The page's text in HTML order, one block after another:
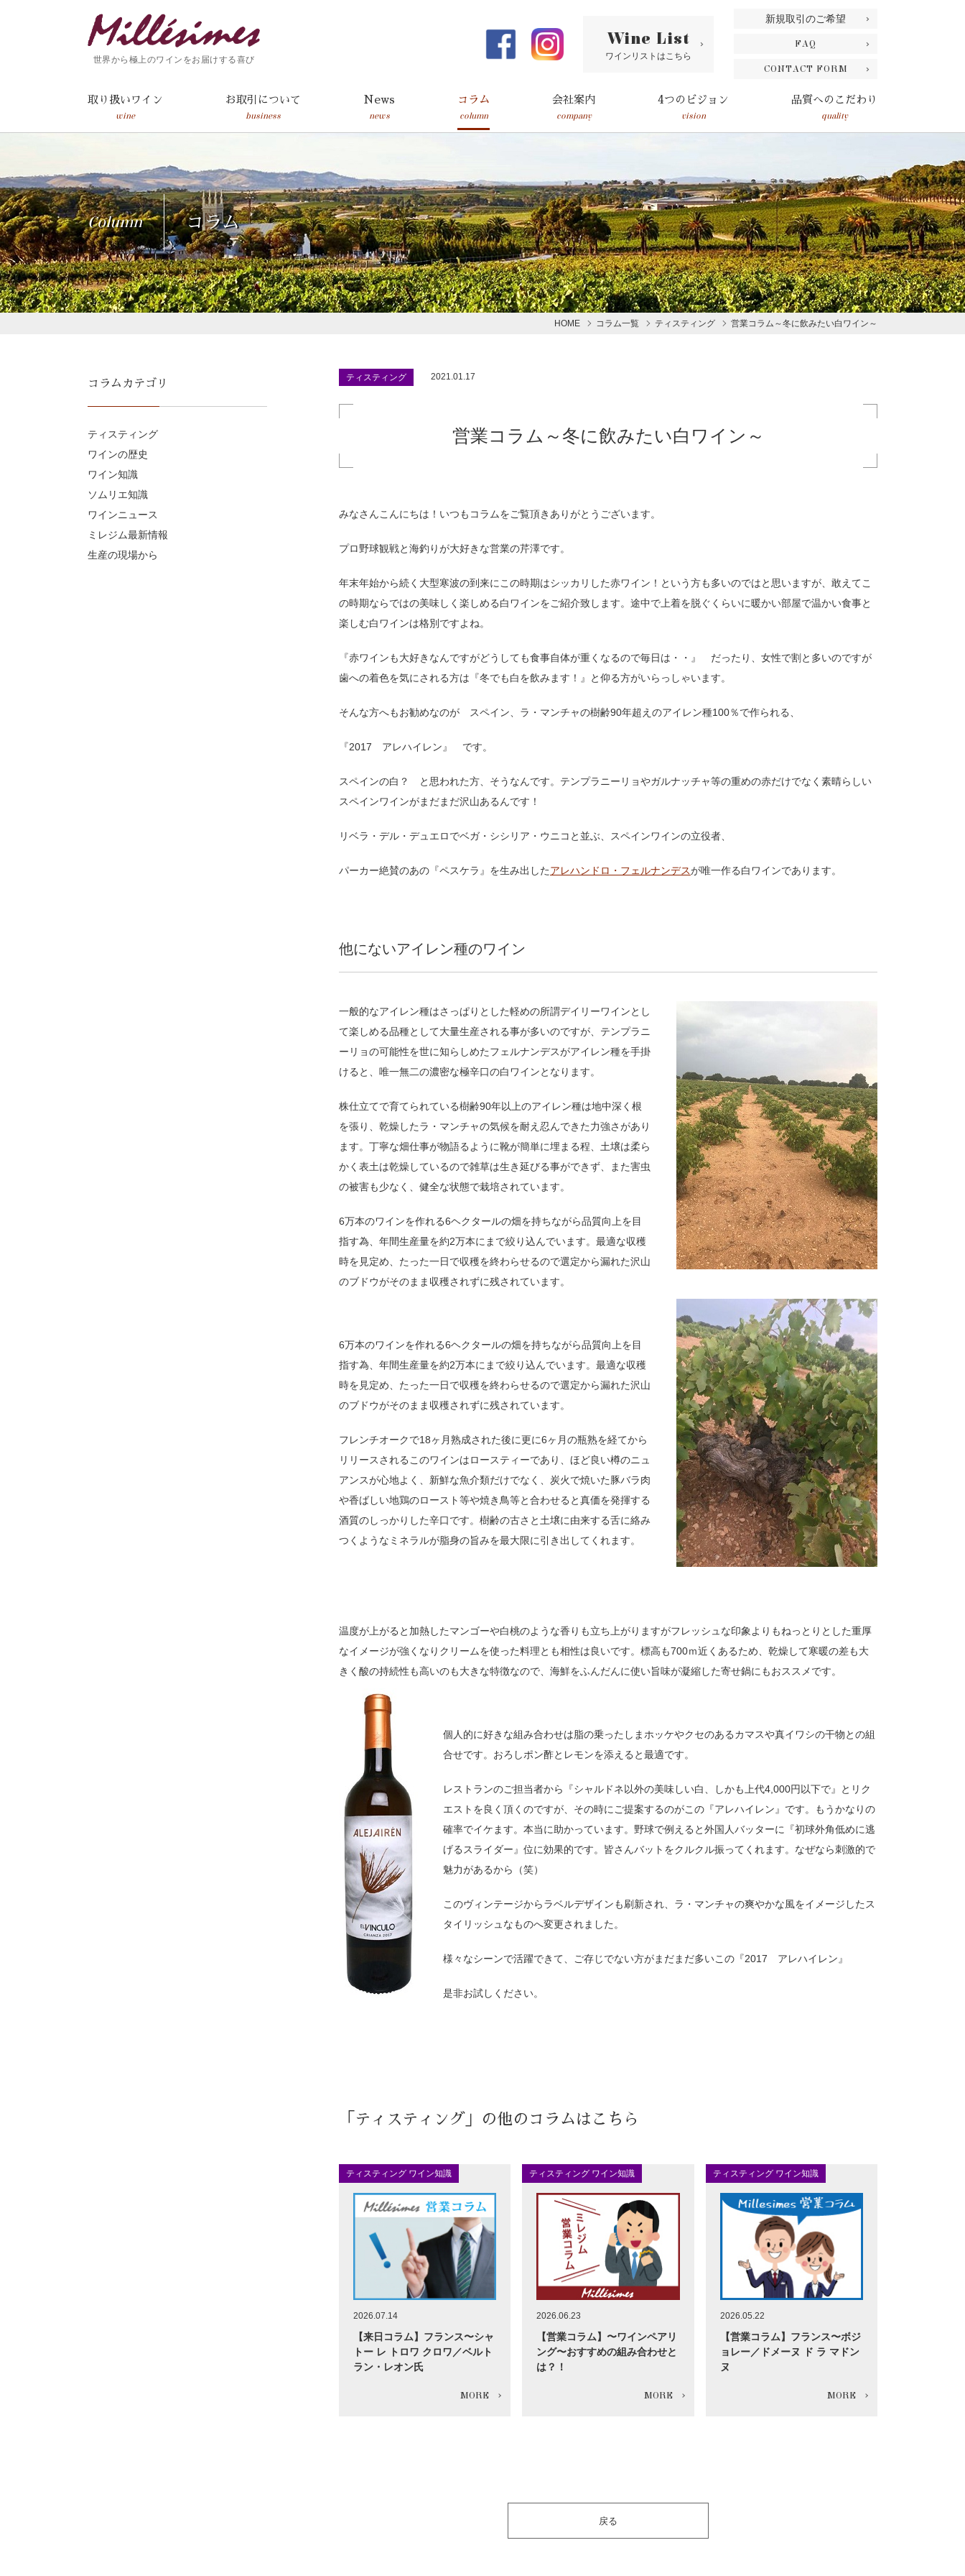
世界から極上のワインをお届けする喜び
Wine List
ワインリストはこちら
新規取引のご希望
FAQ
CONTACT FORM
取り扱いワイン
wine
お取引について
business
News
news
コラム
column
会社案内
company
4つのビジョン
vision
品質へのこだわり
quality
Column コラム
HOME コラム一覧 ティスティング 営業コラム～冬に飲みたい白ワイン～
ティスティング 2021.01.17
営業コラム～冬に飲みたい白ワイン～
みなさんこんにちは！いつもコラムをご覧頂きありがとうございます。
プロ野球観戦と海釣りが大好きな営業の芹澤です。
年末年始から続く大型寒波の到来にこの時期はシッカリした赤ワイン！という方も多いのではと思いますが、敢えてこ
の時期ならではの美味しく楽しめる白ワインをご紹介致します。途中で上着を脱ぐくらいに暖かい部屋で温かい食事と
楽しむ白ワインは格別ですよね。
『赤ワインも大好きなんですがどうしても食事自体が重くなるので毎日は・・』 だったり、女性で割と多いのですが
歯への着色を気にされる方は『冬でも白を飲みます！』と仰る方がいらっしゃいます。
そんな方へもお勧めなのが スペイン、ラ・マンチャの樹齢90年超えのアイレン種100％で作られる、
『2017 アレハイレン』 です。
スペインの白？ と思われた方、そうなんです。テンプラニーリョやガルナッチャ等の重めの赤だけでなく素晴らしい
スペインワインがまだまだ沢山あるんです！
リベラ・デル・デュエロでベガ・シシリア・ウニコと並ぶ、スペインワインの立役者、
パーカー絶賛のあの『ペスケラ』を生み出したアレハンドロ・フェルナンデスが唯一作る白ワインであります。
他にないアイレン種のワイン
一般的なアイレン種はさっぱりとした軽めの所謂デイリーワインとし
て楽しめる品種として大量生産される事が多いのですが、テンプラニ
ーリョの可能性を世に知らしめたフェルナンデスがアイレン種を手掛
けると、唯一無二の濃密な極辛口の白ワインとなります。
株仕立てで育てられている樹齢90年以上のアイレン種は地中深く根
を張り、乾燥したラ・マンチャの気候を耐え忍んできた力強さがあり
ます。丁寧な畑仕事が物語るように靴が簡単に埋まる程、土壌は柔ら
かく表土は乾燥しているので雑草は生き延びる事ができず、また害虫
の被害も少なく、健全な状態で栽培されています。
6万本のワインを作れる6ヘクタールの畑を持ちながら品質向上を目
指す為、年間生産量を約2万本にまで絞り込んでいます。最適な収穫
時を見定め、たった一日で収穫を終わらせるので選定から漏れた沢山
のブドウがそのまま収穫されずに残されています。
6万本のワインを作れる6ヘクタールの畑を持ちながら品質向上を目
指す為、年間生産量を約2万本にまで絞り込んでいます。最適な収穫
時を見定め、たった一日で収穫を終わらせるので選定から漏れた沢山
のブドウがそのまま収穫されずに残されています。
フレンチオークで18ヶ月熟成された後に更に6ヶ月の瓶熟を経てから
リリースされるこのワインはロースティーであり、ほど良い樽のニュ
アンスが心地よく、新鮮な魚介類だけでなく、炭火で焼いた豚バラ肉
や香ばしい地鶏のロースト等や焼き鳥等と合わせると真価を発揮する
酒質のしっかりした辛口です。樹齢の古さと土壌に由来する舌に絡み
つくようなミネラルが脂身の旨みを最大限に引き出してくれます。
温度が上がると加熱したマンゴーや白桃のような香りも立ち上がりますがフレッシュな印象よりもねっとりとした重厚
なイメージが強くなりクリームを使った料理とも相性は良いです。標高も700ｍ近くあるため、乾燥して寒暖の差も大
きく酸の持続性も高いのも大きな特徴なので、海鮮をふんだんに使い旨味が凝縮した寄せ鍋にもおススメです。
個人的に好きな組み合わせは脂の乗ったしまホッケやクセのあるカマスや真イワシの干物との組
合せです。おろしポン酢とレモンを添えると最適です。
レストランのご担当者から『シャルドネ以外の美味しい白、しかも上代4,000円以下で』とリク
エストを良く頂くのですが、その時にご提案するのがこの『アレハイレン』です。もうかなりの
確率でイケます。本当に助かっています。野球で例えると外国人バッターに『初球外角低めに逃
げるスライダー』位に効果的です。皆さんバットをクルクル振ってくれます。なぜなら刺激的で
魅力があるから（笑）
このヴィンテージからラベルデザインも刷新され、ラ・マンチャの爽やかな風をイメージしたス
タイリッシュなものへ変更されました。
様々なシーンで活躍できて、ご存じでない方がまだまだ多いこの『2017 アレハイレン』
是非お試しください。
「ティスティング」の他のコラムはこちら
ティスティング ワイン知識
2026.07.14
【来日コラム】フランス〜シャ
トー レ トロワ クロワ／ベルト
ラン・レオン氏
ティスティング ワイン知識
2026.06.23
【営業コラム】〜ワインペアリ
ング〜おすすめの組み合わせと
は？！
ティスティング ワイン知識
2026.05.22
【営業コラム】フランス〜ボジ
ョレー／ドメーヌ ド ラ マドン
ヌ
戻る
コラムカテゴリ
ティスティング
ワインの歴史
ワイン知識
ソムリエ知識
ワインニュース
ミレジム最新情報
生産の現場から